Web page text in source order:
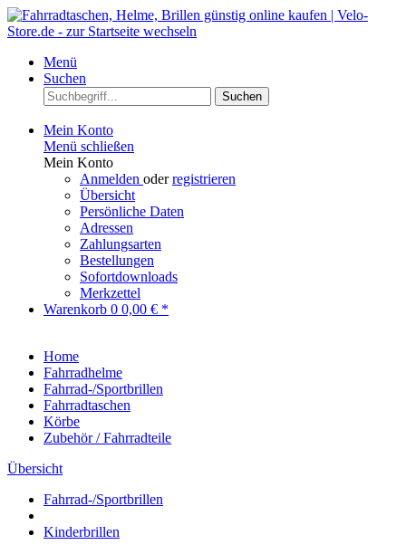
Menü
Suchen
Suchen
Mein Konto
Menü schließen
Mein Konto
Anmelden oderregistrieren
Übersicht
Persönliche Daten
Adressen
Zahlungsarten
Bestellungen
Sofortdownloads
Merkzettel
Warenkorb 0 0,00 € *
Home
Fahrradhelme
Fahrrad-/Sportbrillen
Fahrradtaschen
Körbe
Zubehör / Fahrradteile
Übersicht
Fahrrad-/Sportbrillen
Kinderbrillen